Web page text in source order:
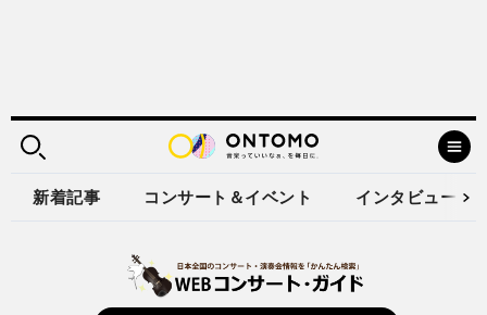
新着記事 コンサート＆イベント インタビュー